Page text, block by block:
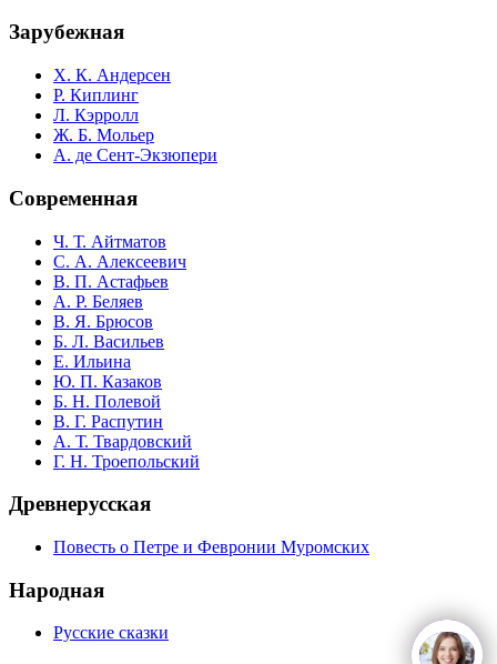
Зарубежная
Х. К. Андерсен
Р. Киплинг
Л. Кэрролл
Ж. Б. Мольер
А. де Сент-Экзюпери
Современная
Ч. Т. Айтматов
С. А. Алексеевич
В. П. Астафьев
А. Р. Беляев
В. Я. Брюсов
Б. Л. Васильев
Е. Ильина
Ю. П. Казаков
Б. Н. Полевой
В. Г. Распутин
А. Т. Твардовский
Г. Н. Троепольский
Древнерусская
Повесть о Петре и Февронии Муромских
Народная
Русские сказки